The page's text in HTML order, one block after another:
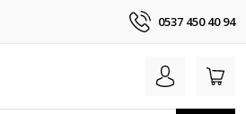
0537 450 40 94